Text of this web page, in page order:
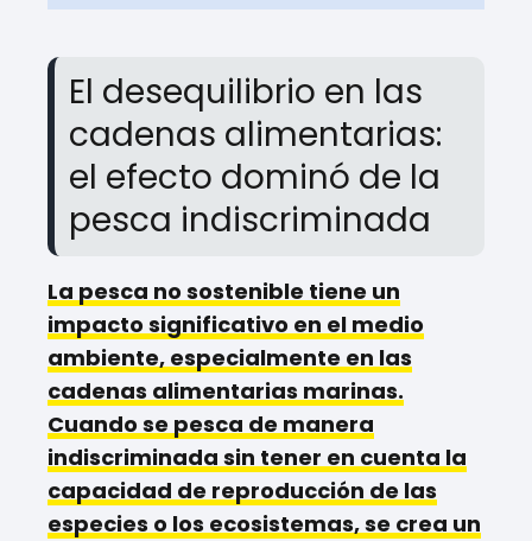
El desequilibrio en las
cadenas alimentarias:
el efecto dominó de la
pesca indiscriminada
La pesca no sostenible tiene un
impacto significativo en el medio
ambiente, especialmente en las
cadenas alimentarias marinas.
Cuando se pesca de manera
indiscriminada sin tener en cuenta la
capacidad de reproducción de las
especies o los ecosistemas, se crea un